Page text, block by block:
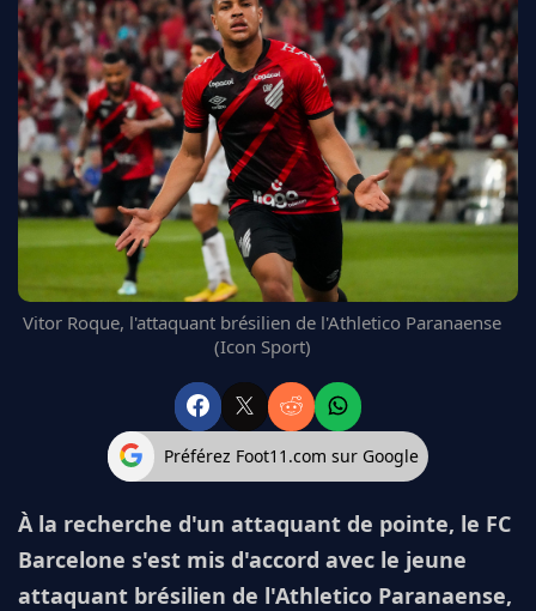
EDF
PSG
LIGUE 1
REAL MADRID
FC BARCELONE
MANCHESTER UNITED
CHELSEA
ARSENAL
BAYERN
L'AVIS DE LA RÉDAC'
Vitor Roque, l'attaquant brésilien de l'Athletico Paranaense
(Icon Sport)
Préférez Foot11.com sur Google
À la recherche d'un attaquant de pointe, le FC
Barcelone s'est mis d'accord avec le jeune
attaquant brésilien de l'Athletico Paranaense,